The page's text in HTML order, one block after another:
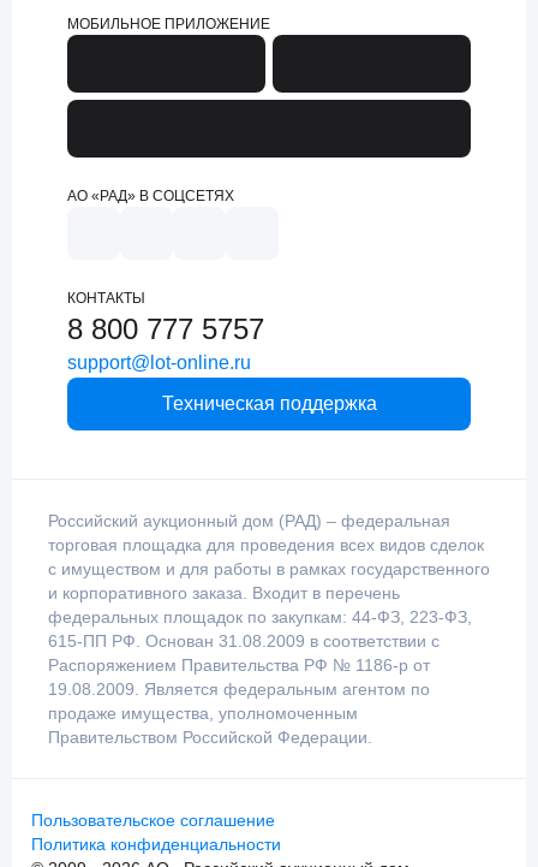
МОБИЛЬНОЕ ПРИЛОЖЕНИЕ
АО «РАД» В СОЦСЕТЯХ
КОНТАКТЫ
8 800 777 5757
support@lot-online.ru
Техническая поддержка
Российский аукционный дом (РАД) – федеральная
торговая площадка для проведения всех видов сделок
с имуществом и для работы в рамках государственного
и корпоративного заказа. Входит в перечень
федеральных площадок по закупкам: 44-ФЗ, 223-ФЗ,
615-ПП РФ. Основан 31.08.2009 в соответствии с
Распоряжением Правительства РФ № 1186-р от
19.08.2009. Является федеральным агентом по
продаже имущества, уполномоченным
Правительством Российской Федерации.
Пользовательское соглашение
Политика конфиденциальности